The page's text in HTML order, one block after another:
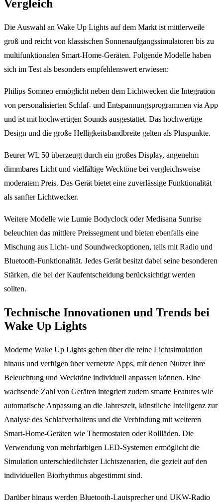
Vergleich
Die Auswahl an Wake Up Lights auf dem Markt ist mittlerweile
groß und reicht von klassischen Sonnenaufgangssimulatoren bis zu
multifunktionalen Smart-Home-Geräten. Folgende Modelle haben
sich im Test als besonders empfehlenswert erwiesen:
Philips Somneo ermöglicht neben dem Lichtwecken die Integration
von personalisierten Schlaf- und Entspannungsprogrammen via App
und ist mit hochwertigen Sounds ausgestattet. Das hochwertige
Design und die große Helligkeitsbandbreite gelten als Pluspunkte.
Beurer WL 50 überzeugt durch ein großes Display, angenehm
dimmbares Licht und vielfältige Wecktöne bei vergleichsweise
moderatem Preis. Das Gerät bietet eine zuverlässige Funktionalität
als sanfter Lichtwecker.
Weitere Modelle wie Lumie Bodyclock oder Medisana Sunrise
beleuchten das mittlere Preissegment und bieten ebenfalls eine
Mischung aus Licht- und Soundweckoptionen, teils mit Radio und
Bluetooth-Funktionalität. Jedes Gerät besitzt dabei seine besonderen
Stärken, die bei der Kaufentscheidung berücksichtigt werden
sollten.
Technische Innovationen und Trends bei
Wake Up Lights
Moderne Wake Up Lights gehen über die reine Lichtsimulation
hinaus und verfügen über vernetzte Apps, mit denen Nutzer ihre
Beleuchtung und Wecktöne individuell anpassen können. Eine
wachsende Zahl von Geräten integriert zudem smarte Features wie
automatische Anpassung an die Jahreszeit, künstliche Intelligenz zur
Analyse des Schlafverhaltens und die Verbindung mit weiteren
Smart-Home-Geräten wie Thermostaten oder Rollläden. Die
Verwendung von mehrfarbigen LED-Systemen ermöglicht die
Simulation unterschiedlichster Lichtszenarien, die gezielt auf den
individuellen Biorhythmus abgestimmt sind.
Darüber hinaus werden Bluetooth-Lautsprecher und UKW-Radio